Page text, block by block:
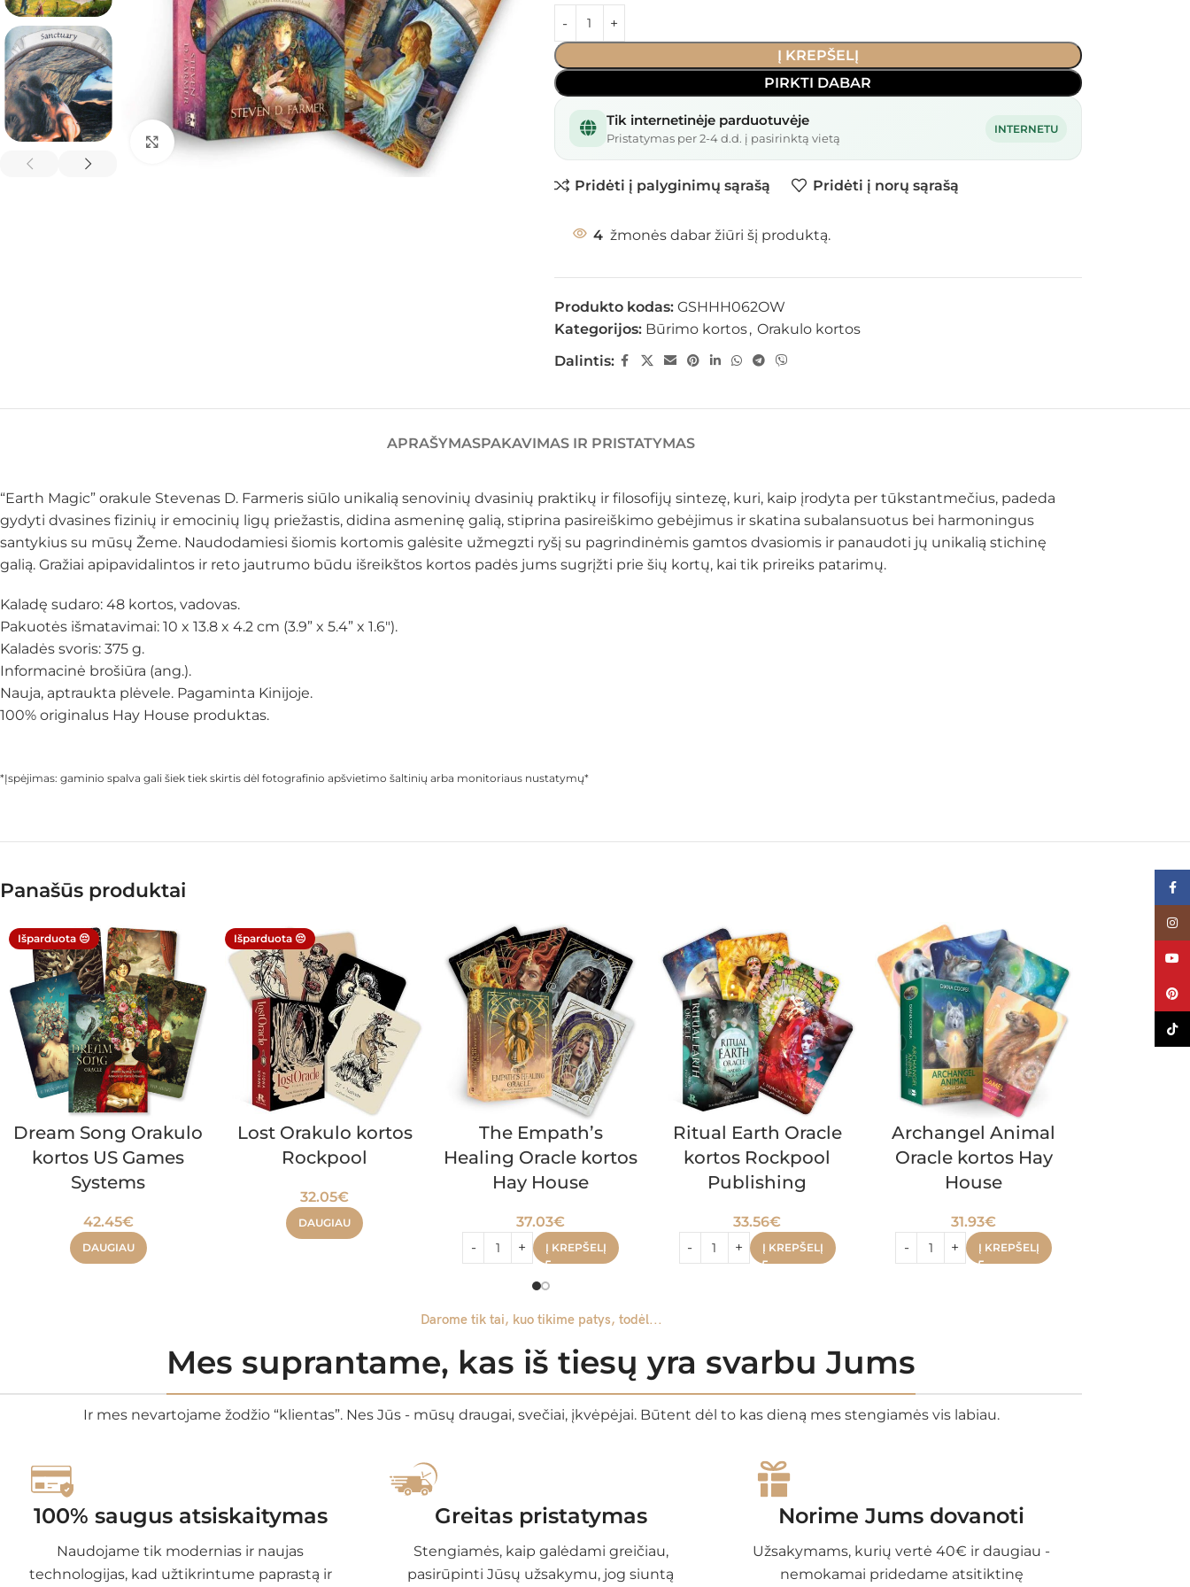
Spustelėkite, kad padidintumėte
Į KREPŠELĮ
PIRKTI DABAR
Tik internetinėje parduotuvėje
Pristatymas per 2-4 d.d. į pasirinktą vietą
INTERNETU
Pridėti į palyginimų sąrašą Pridėti į norų sąrašą
4 žmonės dabar žiūri šį produktą.
Produkto kodas: GSHHH062OW
Kategorijos: Būrimo kortos, Orakulo kortos
Dalintis:
APRAŠYMASPAKAVIMAS IR PRISTATYMAS
“Earth Magic” orakule Stevenas D. Farmeris siūlo unikalią senovinių dvasinių praktikų ir filosofijų sintezę, kuri, kaip įrodyta per tūkstantmečius, padeda
gydyti dvasines fizinių ir emocinių ligų priežastis, didina asmeninę galią, stiprina pasireiškimo gebėjimus ir skatina subalansuotus bei harmoningus
santykius su mūsų Žeme. Naudodamiesi šiomis kortomis galėsite užmegzti ryšį su pagrindinėmis gamtos dvasiomis ir panaudoti jų unikalią stichinę
galią. Gražiai apipavidalintos ir reto jautrumo būdu išreikštos kortos padės jums sugrįžti prie šių kortų, kai tik prireiks patarimų.
Kaladę sudaro: 48 kortos, vadovas.
Pakuotės išmatavimai: 10 x 13.8 x 4.2 cm (3.9” x 5.4” x 1.6″).
Kaladės svoris: 375 g.
Informacinė brošiūra (ang.).
Nauja, aptraukta plėvele. Pagaminta Kinijoje.
100% originalus Hay House produktas.
*Įspėjimas: gaminio spalva gali šiek tiek skirtis dėl fotografinio apšvietimo šaltinių arba monitoriaus nustatymų*
Panašūs produktai
Išparduota 😔
Dream Song Orakulo
kortos US Games
Systems
42.45€
DAUGIAU
Išparduota 😔
Lost Orakulo kortos
Rockpool
32.05€
DAUGIAU
The Empath’s
Healing Oracle kortos
Hay House
37.03€
Į KREPŠELĮ
Ritual Earth Oracle
kortos Rockpool
Publishing
33.56€
Į KREPŠELĮ
Archangel Animal
Oracle kortos Hay
House
31.93€
Į KREPŠELĮ
Darome tik tai, kuo tikime patys, todėl...
Mes suprantame, kas iš tiesų yra svarbu Jums
Ir mes nevartojame žodžio “klientas”. Nes Jūs - mūsų draugai, svečiai, įkvėpėjai. Būtent dėl to kas dieną mes stengiamės vis labiau.
100% saugus atsiskaitymas
Naudojame tik modernias ir naujas
technologijas, kad užtikrintume paprastą ir
Greitas pristatymas
Stengiamės, kaip galėdami greičiau,
pasirūpinti Jūsų užsakymu, jog siuntą
Norime Jums dovanoti
Užsakymams, kurių vertė 40€ ir daugiau -
nemokamai pridedame atsitiktinę